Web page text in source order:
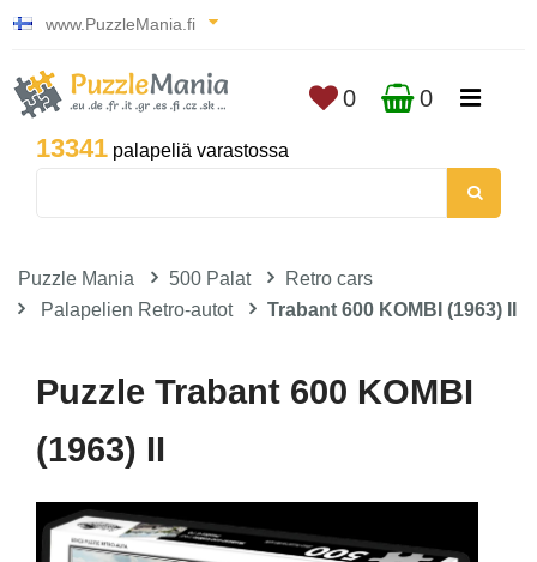
www.PuzzleMania.fi
13341 palapeliä varastossa
0 0
Puzzle Mania 500 Palat
Retro cars
Palapelien Retro-autot
Trabant 600 KOMBI (1963) II
Puzzle Trabant 600 KOMBI
(1963) II